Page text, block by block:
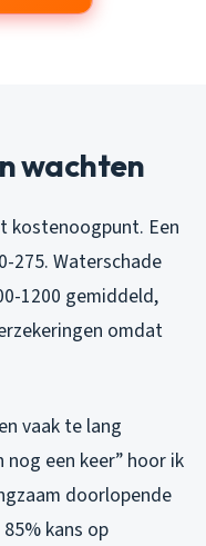
wachten
kostenoogpunt. Een
275. Waterschade
1200 gemiddeld,
omdat
vaak te lang
een keer” hoor ik
doorlopende
kans op